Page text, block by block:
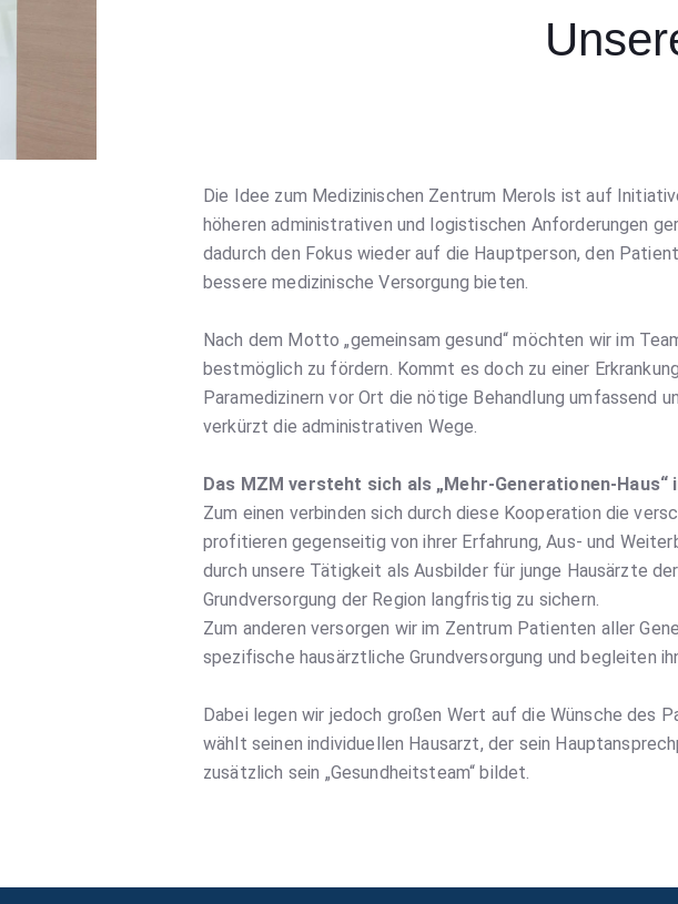
Die Idee zum Medizinischen Zentrum Merols ist auf
höheren administrativen und logistischen Anforderungen
dadurch den Fokus wieder auf die Hauptperson, den
bessere medizinische Versorgung bieten.
Nach dem Motto „gemeinsam gesund“ möchten wir im
bestmöglich zu fördern. Kommt es doch zu einer
Paramedizinern vor Ort die nötige Behandlung
verkürzt die administrativen Wege.
Das MZM versteht sich als „Mehr-Generationen-Haus“
Zum einen verbinden sich durch diese Kooperation die
profitieren gegenseitig von ihrer Erfahrung, Aus- und
durch unsere Tätigkeit als Ausbilder für junge Hausärzte
Grundversorgung der Region langfristig zu sichern.
Zum anderen versorgen wir im Zentrum Patienten aller
spezifische hausärztliche Grundversorgung und begleiten
Dabei legen wir jedoch großen Wert auf die Wünsche des
wählt seinen individuellen Hausarzt, der sein
zusätzlich sein „Gesundheitsteam“ bildet.